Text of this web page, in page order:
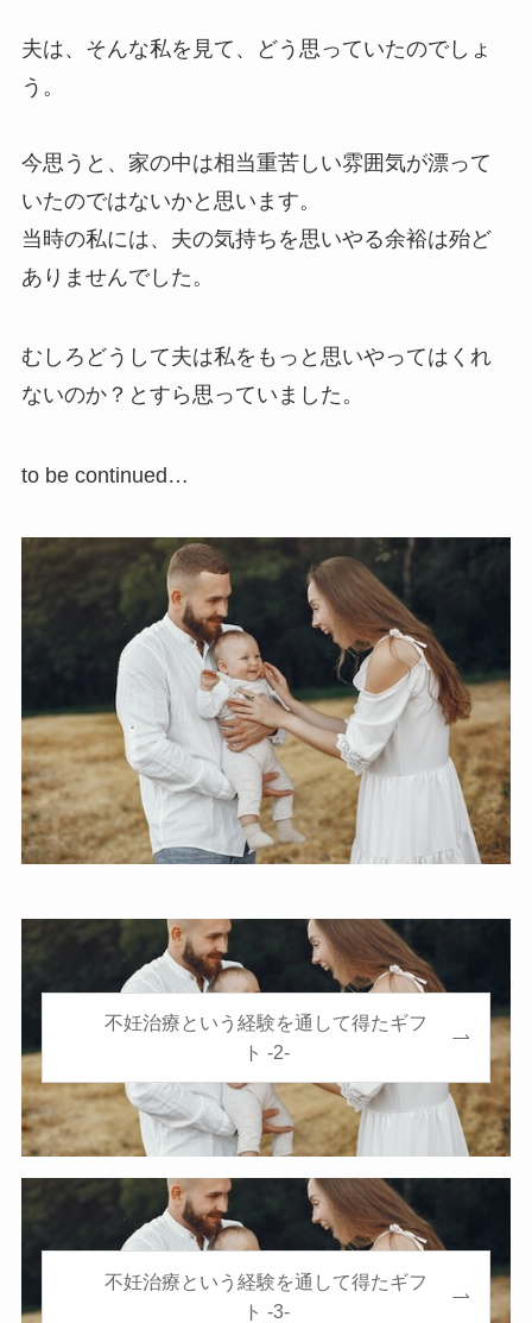
夫は、そんな私を見て、どう思っていたのでしょ
う。
今思うと、家の中は相当重苦しい雰囲気が漂って
いたのではないかと思います。
当時の私には、夫の気持ちを思いやる余裕は殆ど
ありませんでした。
むしろどうして夫は私をもっと思いやってはくれ
ないのか？とすら思っていました。
to be continued…
不妊治療という経験を通して得たギフ
ト -2-
不妊治療という経験を通して得たギフ
ト -3-